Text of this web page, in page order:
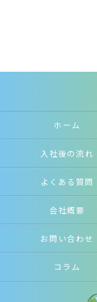
ホーム
入社後の流れ
よくある質問
会社概要
お問い合わせ
コラム